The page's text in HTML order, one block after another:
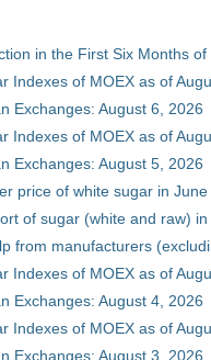
in the First Six Months of
Indexes of MOEX as of
Exchanges: August 6, 2026
Indexes of MOEX as of
Exchanges: August 5, 2026
price of white sugar in
of sugar (white and raw)
from manufacturers
Indexes of MOEX as of
Exchanges: August 4, 2026
Indexes of MOEX as of
Exchanges: August 3, 2026